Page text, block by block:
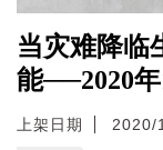
当灾难降临
能──2020
上架日期 2020/